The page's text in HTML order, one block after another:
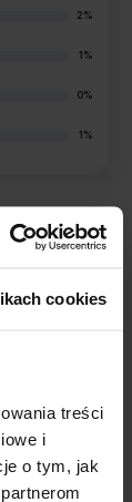
cookies
treści
i
o tym, jak
2%
1%
0%
1%
filtry